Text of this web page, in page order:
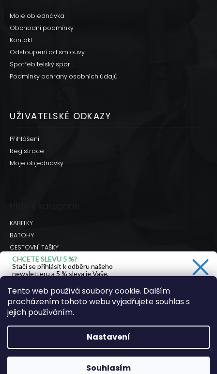
Tento web používá soubory cookie. Dalším
procházením tohoto webu vyjadřujete souhlas s
jejich používáním.
Nastavení
Souhlasím
Moje objednávka
Obchodní podmínky
Kontakt
Odstoupení od smlouvy
Spotřebitelský spor
Podmínky ochrany osobních údajů
UŽIVATELSKÉ ODKAZY
Přihlášení
Registrace
Moje objednávky
KABELKY
BATOHY
CESTOVNÍ TAŠKY
BRAŠNY
DOPLŇKY
Facebook
Copyright 2026JSEM KOZA. Všechna práva
vyhrazena.
CHCETE SLEVU 5 %?
Stačí se přihlásit k odběru našeho
newsletteru a 5 % sleva je Vaše.
Ano, chci se přihlásit
Zásady zpracování osobních údajů